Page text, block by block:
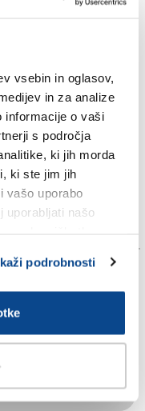
vsebin in oglasov,
in za analize
informacije o vaši
s področja
ki jih morda
ki ste jim jih
vašo uporabo
uporabljati našo
podrobnosti
vodi ekipo v C-ligi
Boris Vitez.
ki pa je še polna
dnevniku.
potrebna prijava